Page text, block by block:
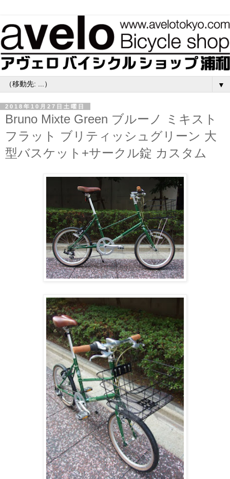
▼
2018年10月27日土曜日
Bruno Mixte Green ブルーノ ミキスト
フラット ブリティッシュグリーン 大
型バスケット+サークル錠 カスタム